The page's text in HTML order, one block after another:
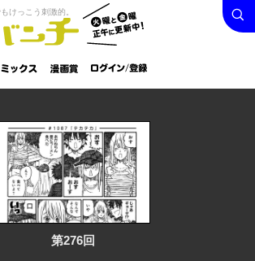
火曜と
金曜正
午に更
新中！
けっこう刺激的。
ミック
漫画
賞
ログイン /
登録
検索
第276回